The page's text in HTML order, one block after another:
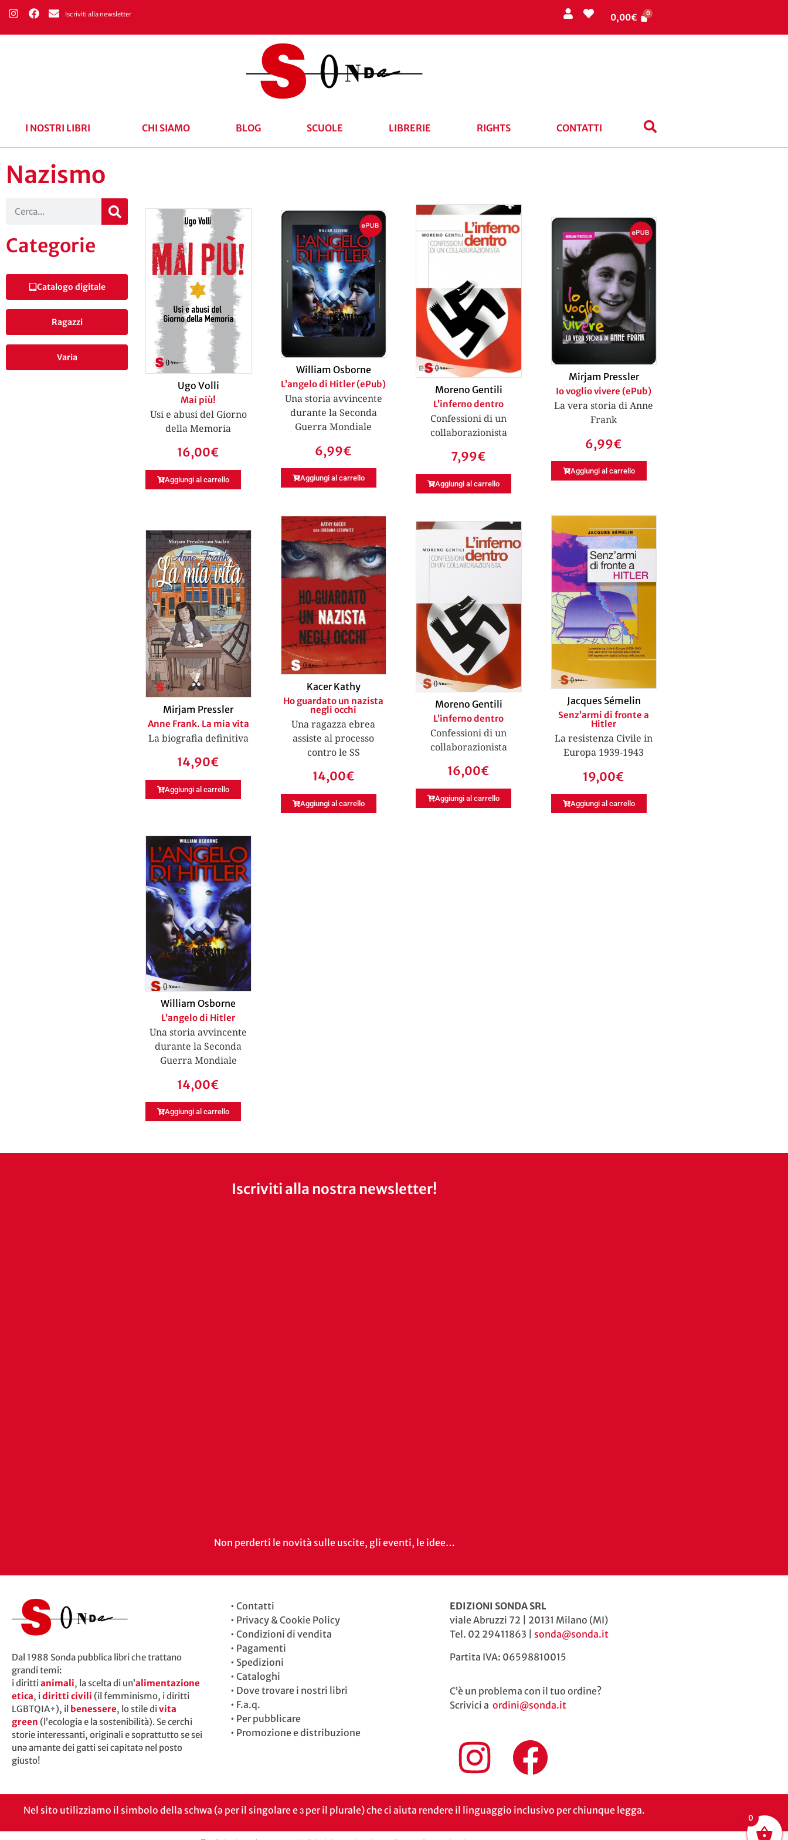
Iscriviti alla newsletter 0,00€
I NOSTRI LIBRI CHI SIAMO BLOG SCUOLE LIBRERIE RIGHTS CONTATTI
Nazismo
Categorie
Catalogo digitale
Ragazzi
Varia
Ugo Volli
Mai più!
Usi e abusi del Giorno
della Memoria
16,00€
Aggiungi al carrello
William Osborne
L’angelo di Hitler (ePub)
Una storia avvincente
durante la Seconda
Guerra Mondiale
6,99€
Aggiungi al carrello
Moreno Gentili
L’inferno dentro
Confessioni di un
collaborazionista
7,99€
Aggiungi al carrello
Mirjam Pressler
Io voglio vivere (ePub)
La vera storia di Anne
Frank
6,99€
Aggiungi al carrello
Mirjam Pressler
Anne Frank. La mia vita
La biografia definitiva
14,90€
Aggiungi al carrello
Kacer Kathy
Ho guardato un nazista
negli occhi
Una ragazza ebrea
assiste al processo
contro le SS
14,00€
Aggiungi al carrello
Moreno Gentili
L’inferno dentro
Confessioni di un
collaborazionista
16,00€
Aggiungi al carrello
Jacques Sémelin
Senz’armi di fronte a
Hitler
La resistenza Civile in
Europa 1939-1943
19,00€
Aggiungi al carrello
William Osborne
L’angelo di Hitler
Una storia avvincente
durante la Seconda
Guerra Mondiale
14,00€
Aggiungi al carrello
Iscriviti alla nostra newsletter!
Non perderti le novità sulle uscite, gli eventi, le idee…
Dal 1988 Sonda pubblica libri che trattano
grandi temi:
i dirittianimali, la scelta di un’alimentazione
etica, idiritti civili (il femminismo, i diritti
LGBTQIA+), il benessere, lo stile divita
green (l’ecologia e la sostenibilità). Se cerchi
storie interessanti, originali e soprattutto se sei
unə amante dei gatti sei capitatə nel posto
giusto!
•Contatti
• Privacy & Cookie Policy
•Condizioni di vendita
• Pagamenti
• Spedizioni
•Cataloghi
• Dove trovare i nostri libri
• F.a.q.
• Per pubblicare
• Promozione e distribuzione
EDIZIONI SONDA SRL
viale Abruzzi 72 | 20131 Milano (MI)
Tel. 02 29411863 | sonda@sonda.it
Partita IVA: 06598810015
C’è un problema con il tuo ordine?
Scrivici a ordini@sonda.it
Nel sito utilizziamo il simbolo della schwa (ə per il singolare e ɜ per il plurale) che ci aiuta rendere il linguaggio inclusivo per chiunque legga.
0